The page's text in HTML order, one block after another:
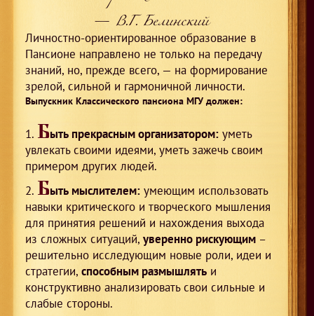
— В.Г. Белинский
Личностно-ориентированное образование в
Пансионе направлено не только на передачу
знаний, но, прежде всего, — на формирование
зрелой, сильной и гармоничной личности.
Выпускник Классического пансиона МГУ должен:
Быть прекрасным организатором:уметь
увлекать своими идеями, уметь зажечь своим
примером других людей.
Быть мыслителем:умеющим использовать
навыки критического и творческого мышления
для принятия решений и нахождения выхода
из сложных ситуаций, уверенно рискующим–
решительно исследующим новые роли, идеи и
стратегии, способным размышлятьи
конструктивно анализировать свои сильные и
слабые стороны.